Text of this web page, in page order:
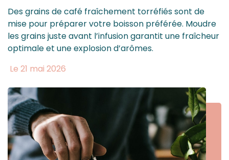
Des grains de café fraîchement torréfiés sont de
mise pour préparer votre boisson préférée. Moudre
les grains juste avant l’infusion garantit une fraîcheur
optimale et une explosion d’arômes.
Le 21 mai 2026